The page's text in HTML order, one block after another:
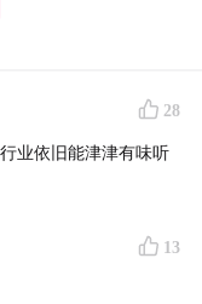
2025)
to
it will be
28
业依旧能津津有味听
13